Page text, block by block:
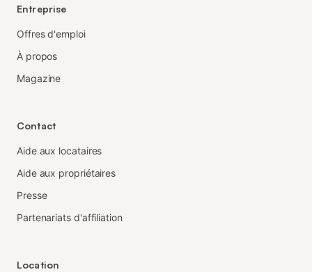
Entreprise
Offres d'emploi
À propos
Magazine
Contact
Aide aux locataires
Aide aux propriétaires
Presse
Partenariats d'affiliation
Location